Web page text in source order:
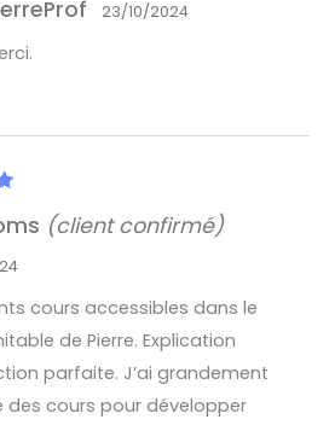
23/10/2024
(client confirmé)
cours accessibles dans le
de Pierre. Explication
parfaite. J’ai grandement
des cours pour développer